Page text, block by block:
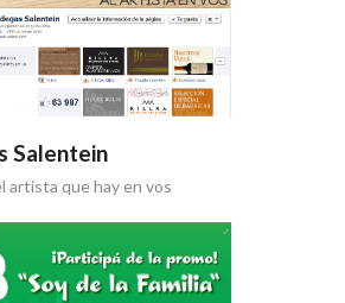
Salentein
artista que hay en vos